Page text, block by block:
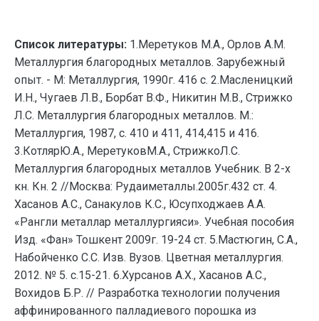
Список литературы: 1.Меретуков М.А., Орлов А.М.
Металлургия благородных металлов. Зарубежный
опыт. - М: Металлургия, 1990г. 416 с. 2.Масленицкий
И.Н., Чугаев Л.В., Борбат В.Ф., Никитин М.В., Стрижко
Л.С. Металлургия благородных металлов. М.:
Металлургия, 1987, с. 410 и 411, 414,415 и 416.
3.КотлярЮ.А., МеретуковМ.А., СтрижкоЛ.С.
Металлургия благородных металлов Учебник. В 2-х
кн. Кн. 2 //Москва: Рудаиметаллы.2005г.432 cт. 4.
Хасанов А.С., Санакулов К.С., Юсупходжаев А.А.
«Рангли металлар металлургияси». Учебная пособия
Изд. «Фан» Тошкент 2009г. 19-24 ст. 5.Мастюгин, С.А.,
Набойченко С.С. Изв. Вузов. Цветная металлургия.
2012. № 5. с.15-21. 6.Хурсанов А.Х., Хасанов А.С.,
Вохидов Б.Р. // Разработка технологии получения
аффинированного палладиевого порошка из